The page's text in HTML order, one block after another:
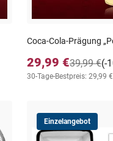
Coca-Cola-Prägung
29,99 € (-
39,99 €
30-Tage-Bestpreis: 29,99 €
Einzelangebot